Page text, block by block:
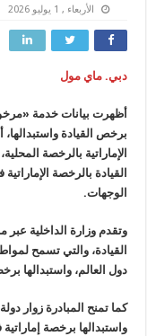
الأربعاء , 1 يوليو 2026
دبي. ماي مول
أظهرت بيانات خدمة
برخص القيادة
الوجهات.
وتقدم وزارة الداخلية
القيادة، والتي تسمح
دول العالم، واستبدالها
كما تمنح المبادرة زوار
واستبدالها برخصة